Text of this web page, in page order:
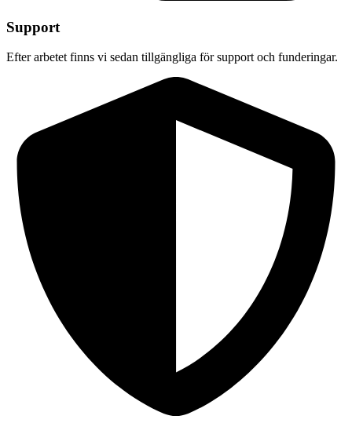
Support
Efter arbetet finns vi sedan tillgängliga för support och funderingar.